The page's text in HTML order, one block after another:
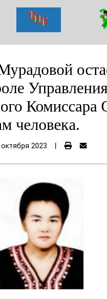
человека.
2023